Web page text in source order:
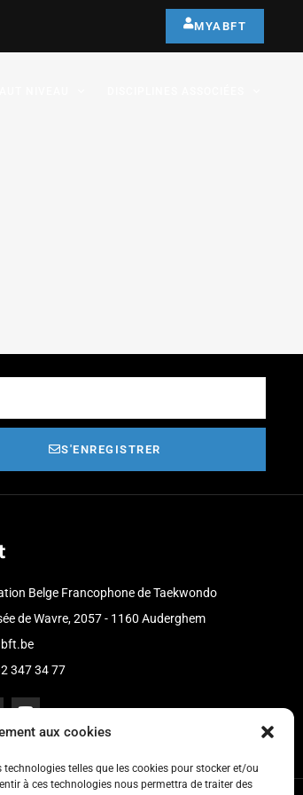
aux cookies
telles que les cookies pour stocker et/ou
à ces technologies nous permettra de traiter des
MYABFT
S'ENREGISTRER
Belge Francophone de Taekwondo
de Wavre, 2057 - 1160 Auderghem
347 34 77